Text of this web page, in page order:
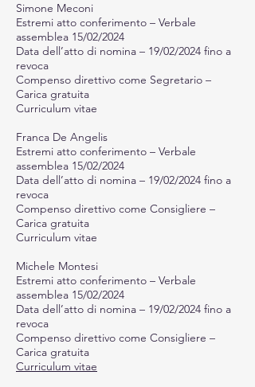
Simone Meconi
Estremi atto conferimento – Verbale
assemblea 15/02/2024
Data dell’atto di nomina – 19/02/2024 fino a
revoca
Compenso direttivo come Segretario –
Carica gratuita
Curriculum vitae
Franca De Angelis
Estremi atto conferimento – Verbale
assemblea 15/02/2024
Data dell’atto di nomina – 19/02/2024 fino a
revoca
Compenso direttivo come Consigliere –
Carica gratuita
Curriculum vitae
Michele Montesi
Estremi atto conferimento – Verbale
assemblea 15/02/2024
Data dell’atto di nomina – 19/02/2024 fino a
revoca
Compenso direttivo come Consigliere –
Carica gratuita
Curriculum vitae